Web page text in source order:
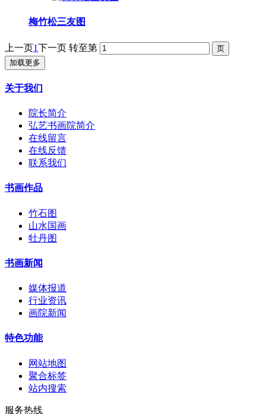
梅竹松三友图
上一页1下一页 转至第
加载更多
关于我们
院长简介
弘艺书画院简介
在线留言
在线反馈
联系我们
书画作品
竹石图
山水国画
牡丹图
书画新闻
媒体报道
行业资讯
画院新闻
特色功能
网站地图
聚合标签
站内搜索
服务热线